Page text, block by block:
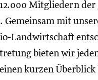
Mitgliedern der
Gemeinsam mit
Landwirtschaft
bieten wir
kurzen Überblick